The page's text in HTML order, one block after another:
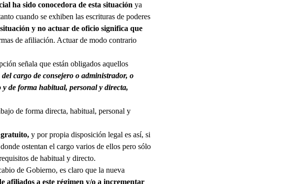
ha sido conocedora de esta situación ya
cuando se exhiben las escrituras de poderes
y no actuar de oficio significa que
de afiliación. Actuar de modo contrario
señala que están obligados aquellos
cargo de consejero o administrador, o
de forma habitual, personal y directa,
de forma directa, habitual, personal y
gratuito, y por propia disposición legal es así, si
ostentan el cargo varios de ellos pero sólo
de habitual y directo.
de Gobierno, es claro que la nueva
afiliados a este régimen y/o a incrementar